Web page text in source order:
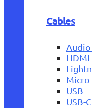
Cables
HDMI
Micro
USB
USB-C